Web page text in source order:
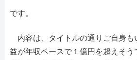
です。
内容は、タイトルの通りご自身も
益が年収ベースで１億円を超えそう